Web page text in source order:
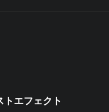
トエフェクト